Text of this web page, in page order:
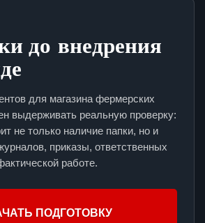
до внедрения
для магазина фермерских
выдерживать реальную проверку:
не только наличие папки, но и
приказы, ответственных
работе.
ПОДГОТОВКУ